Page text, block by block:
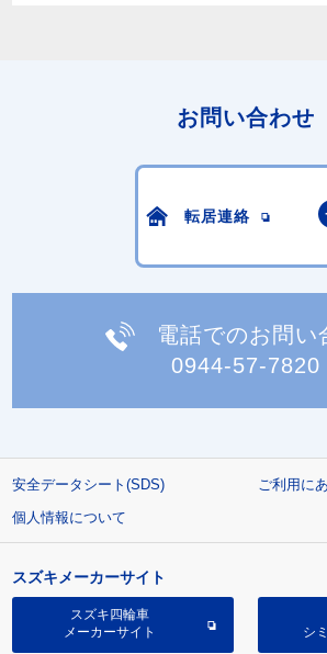
お問い合わせ
転居連絡
電話でのお問い
0944-57-7820
安全データシート(SDS)
ご利用に
個人情報について
スズキメーカーサイト
スズキ四輪車
メーカーサイト
シ